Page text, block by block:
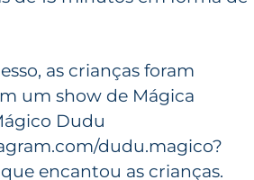
as crianças foram
um show de Mágica
Dudu
dudu.magico?
encantou as crianças.